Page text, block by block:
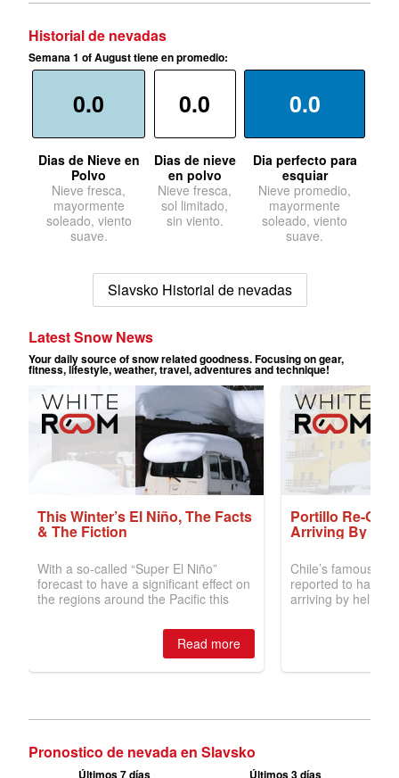
Historial de nevadas
Semana 1 of August tiene en promedio:
0.0
Dias de Nieve en
Polvo
Nieve fresca,
mayormente
soleado, viento
suave.
0.0
Dias de nieve
en polvo
Nieve fresca,
sol limitado,
sin viento.
0.0
Dia perfecto para
esquiar
Nieve promedio,
mayormente
soleado, viento
suave.
Slavsko Historial de nevadas
Pronostico de nevada en Slavsko
Últimos 7 días Últimos 3 días